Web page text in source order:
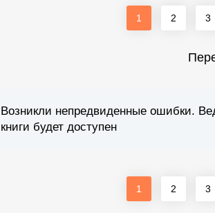
1 2 3
Возникли непредвиденные ошибки.
книги будет доступен
1 2 3